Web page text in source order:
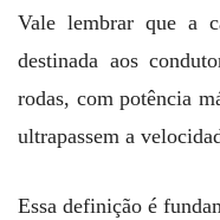
Vale lembrar que a
destinada aos
rodas, com potência
ultrapassem a
Essa definição é